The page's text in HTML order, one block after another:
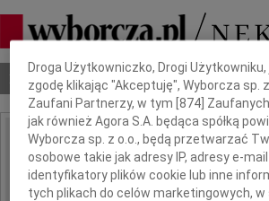
Nekrologi Odeszli Poradnik pogrzebowy
IMIĘ I NAZWISKO:
REGION: Gdańsk
Dbamy o Twoją prywatność
Droga Użytkowniczko, Drogi
zgodę klikając "Akceptuję", Wyborcza sp.
Zaufani Partnerzy, w tym [874]
jak również Agora S.A. będąca spółką
Wyborcza sp. z o.o., będą przetwarzać
osobowe takie jak adresy IP, adresy e-
identyfikatory plików cookie lub inne
tych plikach do celów marketingowych,